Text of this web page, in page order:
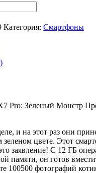
Категория: Смартфоны
Pro: Зеленый Монстр
и на этот раз они
зеленом цвете. Этот
заявление! С 12 ГБ
памяти, он готов
100500 фотографий